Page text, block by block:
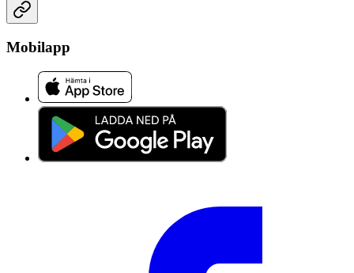
Mobilapp